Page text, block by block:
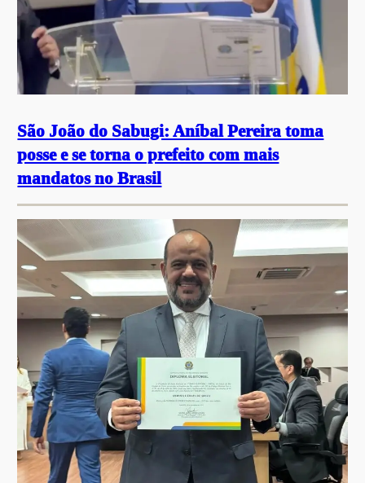
São João do Sabugi: Aníbal Pereira toma
posse e se torna o prefeito com mais
mandatos no Brasil